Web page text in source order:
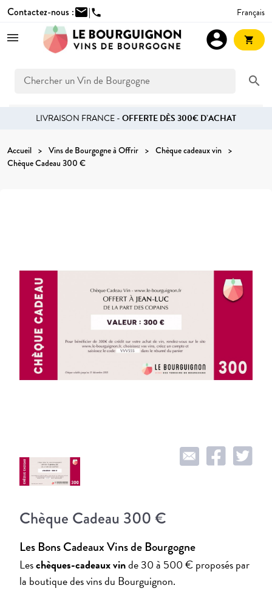
Contactez-nous :mail|phone Français
search
account_circle shopping_cart
LIVRAISON FRANCE -OFFERTE DÈS 300€ D’ACHAT
Accueil Vins de Bourgogne à Offrir
Chèque cadeaux vin
Chèque Cadeau 300 €
Chèque Cadeau 300 €
Les Bons Cadeaux Vins de Bourgogne
Leschèques-cadeaux vinde 30 à 500 € proposés par
la boutique des vins du Bourguignon.